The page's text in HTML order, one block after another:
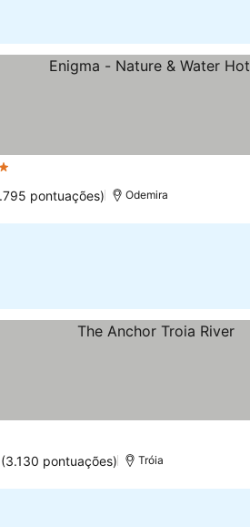
pontuações) Odemira
(3.130 pontuações) Tróia